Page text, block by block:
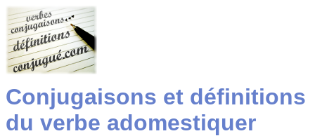
Conjugaisons et définitions
du verbe adomestiquer